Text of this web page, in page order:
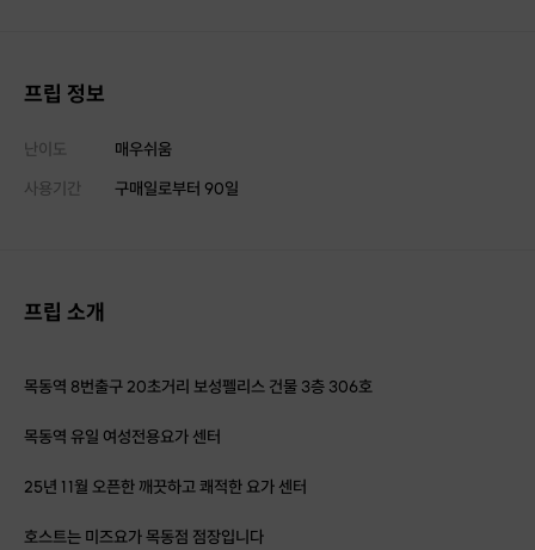
프립 정보
난이도
매우쉬움
사용기간
구매일로부터 90일
프립 소개
목동역 8번출구 20초거리 보성펠리스 건물 3층 306호
목동역 유일 여성전용요가 센터
25년 11월 오픈한 깨끗하고 쾌적한 요가 센터
호스트는 미즈요가 목동점 점장입니다